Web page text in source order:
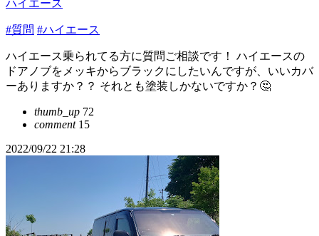
ハイエース
#質問 #ハイエース
ハイエース乗られてる方に質問ご相談です！ ハイエースの
ドアノブをメッキからブラックにしたいんですが、いいカバ
ーありますか？？ それとも塗装しかないですか？🤔
thumb_up 72
comment15
2022/09/22 21:28